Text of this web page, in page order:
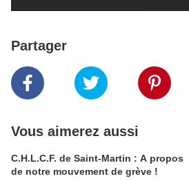
Partager
Vous aimerez aussi
C.H.L.C.F. de Saint-Martin : A propos
de notre mouvement de grève !